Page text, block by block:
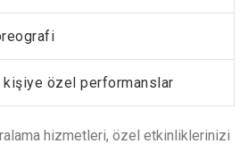
özel performanslar
hizmetleri, özel etkinliklerinizi